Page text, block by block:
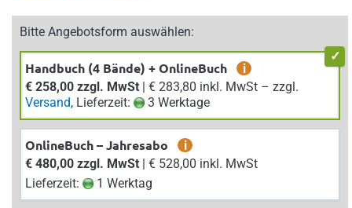
Bitte Angebotsform auswählen:
Handbuch (4 Bände) + OnlineBuch
i
€ 258,00 zzgl. MwSt
| € 283,80 inkl. MwSt – zzgl.
Versand, Lieferzeit: 3 Werktage
OnlineBuch – Jahresabo
i
€ 480,00 zzgl. MwSt
| € 528,00 inkl. MwSt
Lieferzeit:
1 Werktag